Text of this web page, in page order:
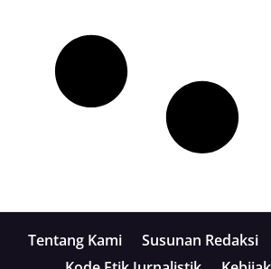
Tentang Kami Susunan Redaksi